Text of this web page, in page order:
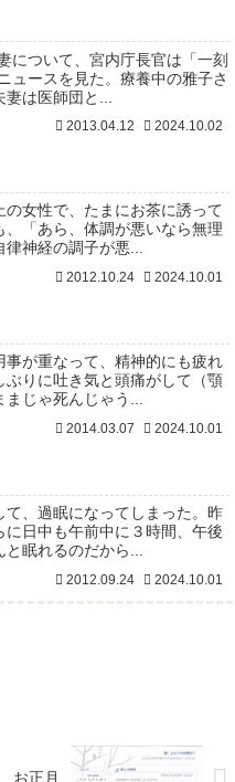
について、宮内庁長官は「一刻
ュースを見た。療養中の雅子さ
は医師団と...
2013.04.12 2024.10.02
女性で、たまにお茶に誘って
「あら、体調が悪いなら無理
律神経の調子が悪...
2012.10.24 2024.10.01
が重なって、精神的にも疲れ
りに吐き気と頭痛がして（顎
じゃ死んじゃう...
2014.03.07 2024.10.01
、過眠になってしまった。昨
日中も午前中に３時間、午後
眠れるのだから...
2012.09.24 2024.10.01
お正月